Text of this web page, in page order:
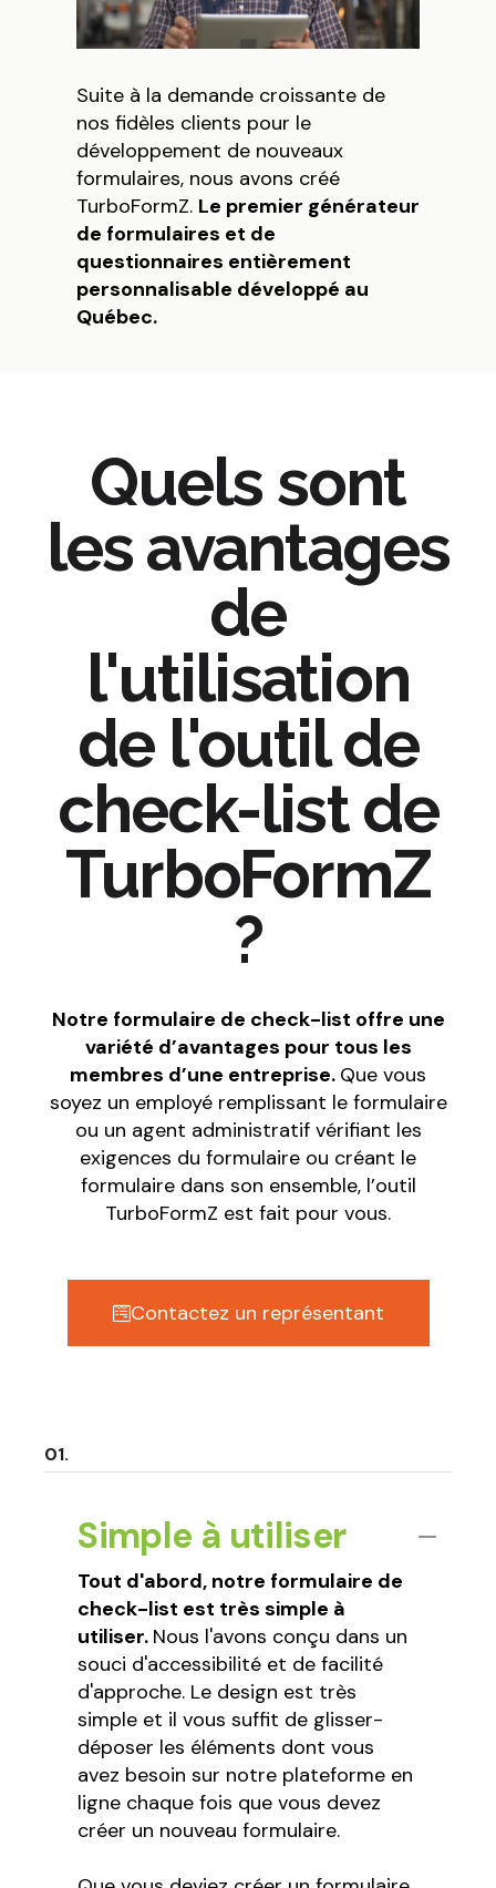
Suite à la demande croissante de
nos fidèles clients pour le
développement de nouveaux
formulaires, nous avons créé
TurboFormZ. Le premier générateur
de formulaires et de
questionnaires entièrement
personnalisable développé au
Québec.
Quels sont
les avantages
de
l'utilisation
de l'outil de
check-list de
TurboFormZ
?
Notre formulaire de check-list offre une
variété d’avantages pour tous les
membres d’une entreprise. Que vous
soyez un employé remplissant le formulaire
ou un agent administratif vérifiant les
exigences du formulaire ou créant le
formulaire dans son ensemble, l’outil
TurboFormZ est fait pour vous.
Contactez un représentant
Simple à utiliser
Tout d'abord, notre formulaire de
check-list est très simple à
utiliser. Nous l'avons conçu dans un
souci d'accessibilité et de facilité
d'approche. Le design est très
simple et il vous suffit de glisser-
déposer les éléments dont vous
avez besoin sur notre plateforme en
ligne chaque fois que vous devez
créer un nouveau formulaire.